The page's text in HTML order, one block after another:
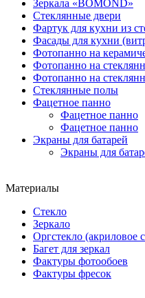
Зеркала «BOMOND»
Стеклянные двери
Фартук для кухни из
Фасады для кухни
Фотопанно на
Фотопанно на
Фотопанно на
Стеклянные полы
Фацетное панно
Фацетное панно
Фацетное панно
Экраны для батарей
Экраны для
Материалы
Стекло
Зеркало
Оргстекло (акриловое
Багет для зеркал
Фактуры фотообоев
Фактуры фресок